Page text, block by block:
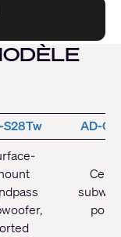
S28Tw AD-